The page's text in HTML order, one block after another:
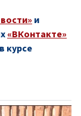
и
«ВКонтакте»
курсе